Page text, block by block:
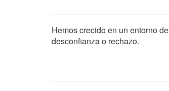
Hemos crecido en un entorno
desconfianza o rechazo.